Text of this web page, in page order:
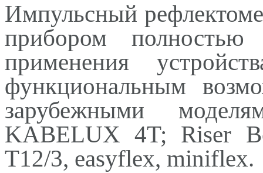
Импульсный
прибором
применения
функциональным
зарубежными
KABELUX 4T; Riser
T12/3, easyflex, miniflex.